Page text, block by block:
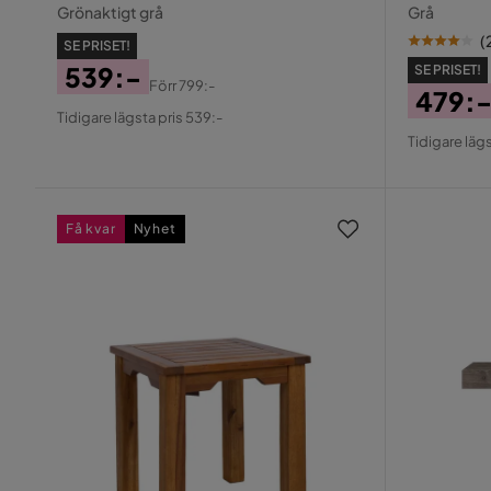
Grönaktigt grå
SE PRISET!
Pris
539:-
Original
Förr799:-
Tidigare lägsta pris 539:-
Grå
(
SE PRISET!
Pris
479:-
Tidigare
Få kvar Nyhet